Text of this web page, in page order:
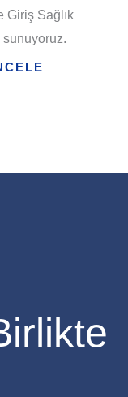
Giriş Sağlık
sunuyoruz.